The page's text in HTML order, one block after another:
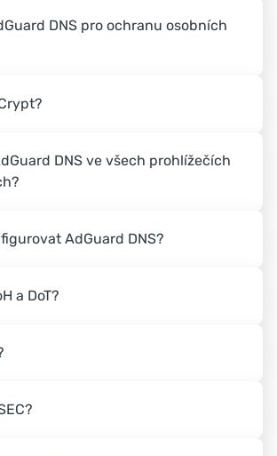
DNS pro ochranu osobních
DNS ve všech prohlížečích
AdGuard DNS?
a DoT?